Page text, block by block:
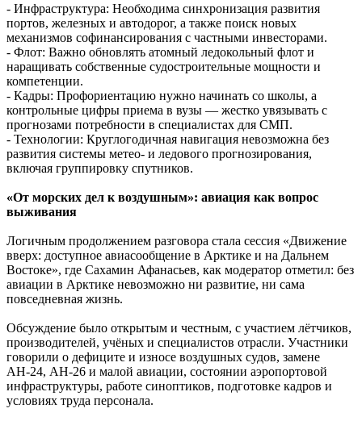
- Инфраструктура: Необходима синхронизация развития
портов, железных и автодорог, а также поиск новых
механизмов софинансирования с частными инвесторами.
- Флот: Важно обновлять атомный ледокольный флот и
наращивать собственные судостроительные мощности и
компетенции.
- Кадры: Профориентацию нужно начинать со школы, а
контрольные цифры приема в вузы — жестко увязывать с
прогнозами потребности в специалистах для СМП.
- Технологии: Круглогодичная навигация невозможна без
развития системы метео- и ледового прогнозирования,
включая группировку спутников.
«От морских дел к воздушным»: авиация как вопрос
выживания
Логичным продолжением разговора стала сессия «Движение
вверх: доступное авиасообщение в Арктике и на Дальнем
Востоке», где Сахамин Афанасьев, как модератор отметил: без
авиации в Арктике невозможно ни развитие, ни сама
повседневная жизнь.
Обсуждение было открытым и честным, с участием лётчиков,
производителей, учёных и специалистов отрасли. Участники
говорили о дефиците и износе воздушных судов, замене
АН-24, АН-26 и малой авиации, состоянии аэропортовой
инфраструктуры, работе синоптиков, подготовке кадров и
условиях труда персонала.